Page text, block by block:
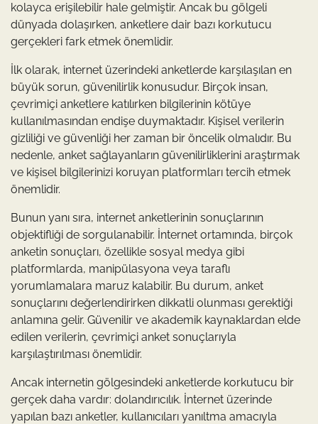
kolayca erişilebilir hale gelmiştir. Ancak bu gölgeli
dünyada dolaşırken, anketlere dair bazı korkutucu
gerçekleri fark etmek önemlidir.
İlk olarak, internet üzerindeki anketlerde karşılaşılan en
büyük sorun, güvenilirlik konusudur. Birçok insan,
çevrimiçi anketlere katılırken bilgilerinin kötüye
kullanılmasından endişe duymaktadır. Kişisel verilerin
gizliliği ve güvenliği her zaman bir öncelik olmalıdır. Bu
nedenle, anket sağlayanların güvenilirliklerini araştırmak
ve kişisel bilgilerinizi koruyan platformları tercih etmek
önemlidir.
Bunun yanı sıra, internet anketlerinin sonuçlarının
objektifliği de sorgulanabilir. İnternet ortamında, birçok
anketin sonuçları, özellikle sosyal medya gibi
platformlarda, manipülasyona veya taraflı
yorumlamalara maruz kalabilir. Bu durum, anket
sonuçlarını değerlendirirken dikkatli olunması gerektiği
anlamına gelir. Güvenilir ve akademik kaynaklardan elde
edilen verilerin, çevrimiçi anket sonuçlarıyla
karşılaştırılması önemlidir.
Ancak internetin gölgesindeki anketlerde korkutucu bir
gerçek daha vardır: dolandırıcılık. İnternet üzerinde
yapılan bazı anketler, kullanıcıları yanıltma amacıyla